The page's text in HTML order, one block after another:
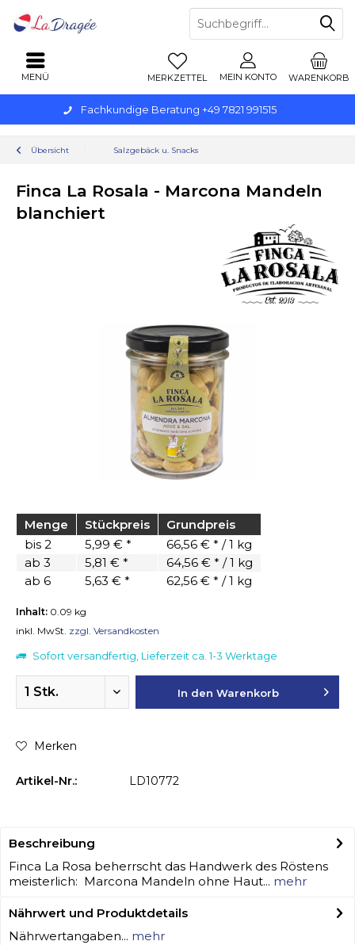
Fachkundige Beratung +49 7821 991515
WARENKORB
MERKZETTEL MEIN KONTO
MENÜ
Übersicht Salzgebäck u. Snacks
Finca La Rosala - Marcona Mandeln
blanchiert
Menge Stückpreis
Grundpreis
bis 2 5,99 € *
66,56 € * / 1 kg
ab 3 5,81 € *
64,56 € * / 1 kg
ab 6 5,63 € * 62,56 € * / 1 kg
Inhalt: 0.09 kg
inkl. MwSt. zzgl. Versandkosten
Sofort versandfertig, Lieferzeit ca. 1-3 Werktage
In den Warenkorb
Merken
Artikel-Nr.: LD10772
Beschreibung
Finca La Rosa beherrscht das Handwerk des Röstens
meisterlich: Marcona Mandeln ohne Haut... mehr
Nährwert und Produktdetails
Nährwertangaben... mehr